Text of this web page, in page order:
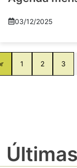
03/12/2025
1 2 3